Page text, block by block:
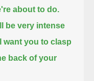
about to do.
be very intense
I want you to clasp
back of your